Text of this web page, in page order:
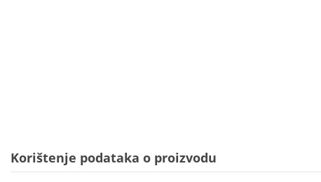
Korištenje podataka o proizvodu